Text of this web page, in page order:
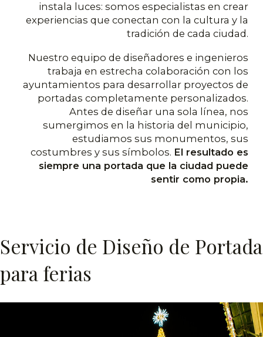
instala luces: somos especialistas en crear
experiencias que conectan con la cultura y la
tradición de cada ciudad.
Nuestro equipo de diseñadores e ingenieros
trabaja en estrecha colaboración con los
ayuntamientos para desarrollar proyectos de
portadas completamente personalizados.
Antes de diseñar una sola línea, nos
sumergimos en la historia del municipio,
estudiamos sus monumentos, sus
costumbres y sus símbolos. El resultado es
siempre una portada que la ciudad puede
sentir como propia.
Servicio de Diseño de Portada
para ferias